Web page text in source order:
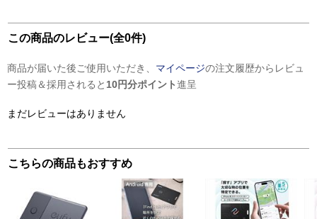
この商品のレビュー(全0件)
商品が届いた後ご使用いただき、 マイページの注文履歴からレビュ
ー投稿＆採用されると 10円分ポイント進呈
まだレビューはありません
こちらの商品もおすすめ